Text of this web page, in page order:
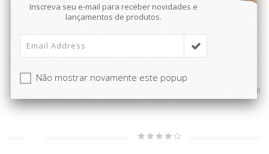
Ref: CAR13
Inscreva seu e-mail para receber novidades e
lançamentos de produtos.
Não mostrar novamente este popup